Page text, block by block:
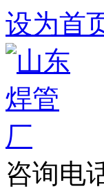
设为首
咨询电